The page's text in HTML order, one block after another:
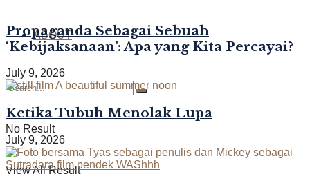
ABOUT
No Result
View All Result
Propaganda Sebagai Sebuah
‘Kebijaksanaan’: Apa yang Kita Percayai?
July 9, 2026
Ketika Tubuh Menolak Lupa
July 9, 2026